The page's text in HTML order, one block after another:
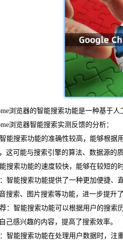
浏览器的智能搜索功能是一种基于
浏览器智能搜索实测反馈的分析：
能搜索功能的准确性较高，能够根据
这可能与搜索引擎的算法、数据源的
搜索功能的速度较快，能够在较短的
智能搜索功能提供了一种更加便捷、
搜索、图片搜索等功能，进一步提升了
：智能搜索功能可以根据用户的搜索
己感兴趣的内容，提高了搜索效率。
智能搜索功能在处理用户数据时，注